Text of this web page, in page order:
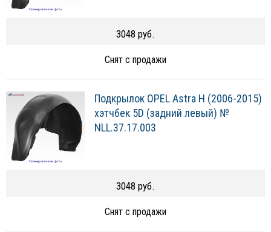
3048 руб.
Снят с продажи
Подкрылок OPEL Astra H (2006-2015)
хэтчбек 5D (задний левый) №
NLL.37.17.003
3048 руб.
Снят с продажи